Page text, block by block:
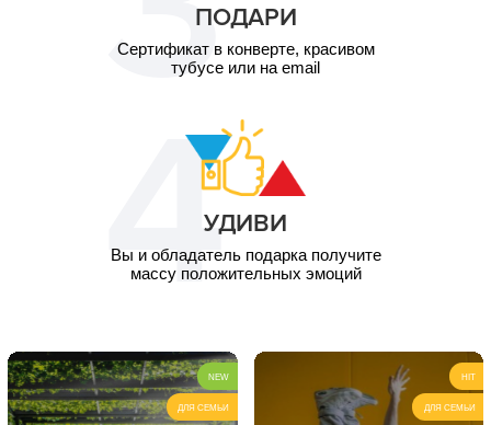
ПОДАРИ
Сертификат в конверте, красивом
тубусе или на email
УДИВИ
Вы и обладатель подарка получите
массу положительных эмоций
NEW
ДЛЯ СЕМЬИ
HIT
ДЛЯ СЕМЬИ